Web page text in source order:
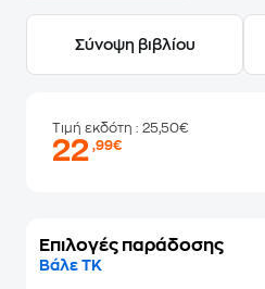
Σύνοψη βιβλίου
Τιμή εκδότη : 25,50€
22,99€
Επιλογές παράδοσης
Βάλε ΤΚ